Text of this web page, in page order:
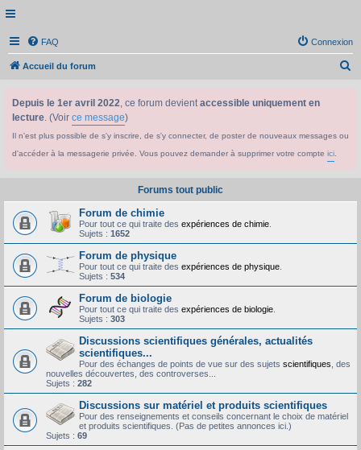
FAQ Connexion
Accueil du forum
h
Depuis le 1er avril 2022, ce forum devientaccessible uniquement en
lecture. (Voir ce message)
Il n'est plus possible de s'y inscrire, de s'y connecter, de poster de nouveaux messages ou
d'accéder à la messagerie privée. Vous pouvez demander à supprimer votre compte ici
Forums tout public
Forum de chimie
Pour tout ce qui traite des expériences de chimie
Sujets : 1652
Forum de physique
Pour tout ce qui traite des expériences de physique
Sujets : 534
Forum de biologie
Pour tout ce qui traite des expériences de biologie
Sujets : 303
Discussions scientifiques générales, actualités
scientifiques...
Pour des échanges de points de vue sur des sujets scientifiques , des
nouvelles découvertes, des controverses...
Sujets : 282
Discussions sur matériel et produits scientifiques
Pour des renseignements et conseils concernant le choix de matériel
et produits scientifiques. (Pas de petites annonces ici.)
Sujets : 69